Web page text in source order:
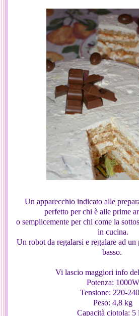
Un apparecchio indicato alle
perfetto per chi è alle prime
o semplicemente per chi come la
in cucina.
Un robot da regalarsi e regalare ad un
basso.
Vi lascio maggiori info
Potenza: 1000W
Tensione: 220-
Peso: 4,8 kg
Capacità ciotola: 5